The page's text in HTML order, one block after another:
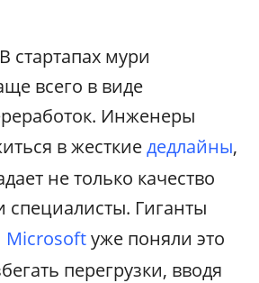
В стартапах мури
всего в виде
Инженеры
в жесткиедедлайны,
не только качество
специалисты. Гиганты
Microsoftуже поняли это
перегрузки, вводя